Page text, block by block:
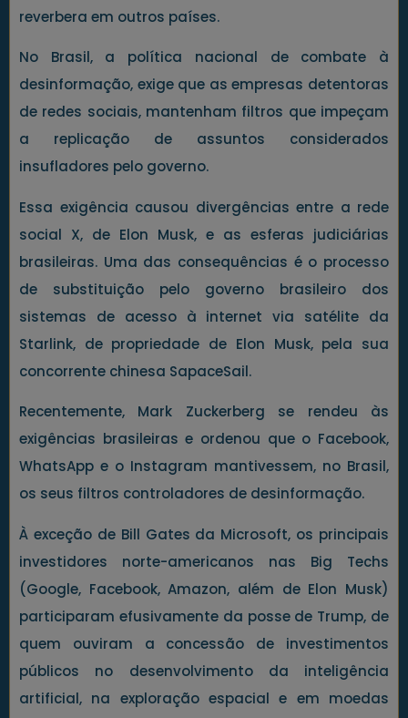
reverbera em outros países.
No Brasil, a política nacional de combate à
desinformação, exige que as empresas detentoras
de redes sociais, mantenham filtros que impeçam
a replicação de assuntos considerados
insufladores pelo governo.
Essa exigência causou divergências entre a rede
social X, de Elon Musk, e as esferas judiciárias
brasileiras. Uma das consequências é o processo
de substituição pelo governo brasileiro dos
sistemas de acesso à internet via satélite da
Starlink, de propriedade de Elon Musk, pela sua
concorrente chinesa SapaceSail.
Recentemente, Mark Zuckerberg se rendeu às
exigências brasileiras e ordenou que o Facebook,
WhatsApp e o Instagram mantivessem, no Brasil,
os seus filtros controladores de desinformação.
À exceção de Bill Gates da Microsoft, os principais
investidores norte-americanos nas Big Techs
(Google, Facebook, Amazon, além de Elon Musk)
participaram efusivamente da posse de Trump, de
quem ouviram a concessão de investimentos
públicos no desenvolvimento da inteligência
artificial, na exploração espacial e em moedas